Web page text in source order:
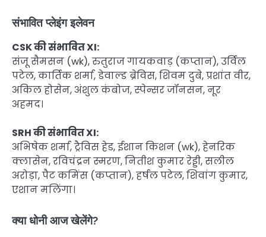
संभावित प्लेइंग इलेवन
CSK की संभावित XI:
संजू सैमसन (wk), रुतुराज गायकवाड़ (कप्तान), उर्विल
पटेल, कार्तिक शर्मा, डेवाल्ड ब्रेविस, शिवम दुबे, प्रशांत वीर,
अकिल होसेन, अंशुल कंबोज, स्पेन्सर जॉनसन, नूर
अहमद।
SRH की संभावित XI:
अभिषेक शर्मा, ट्रैविस हेड, ईशान किशन (wk), हेनरिक
क्लासेन, रविचंद्रन स्मरण, नितीश कुमार रेड्डी, सलील
अरोड़ा, पैट कमिंस (कप्तान), हर्षल पटेल, शिवांग कुमार,
एशान मलिंगा।
क्या धोनी आज खेलेंगे?